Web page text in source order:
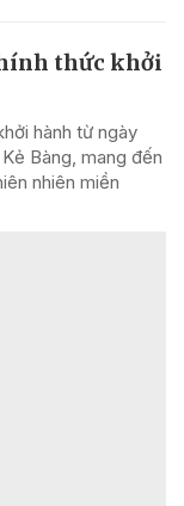
thức khởi
hành từ ngày
Bàng, mang đến
nhiên miền